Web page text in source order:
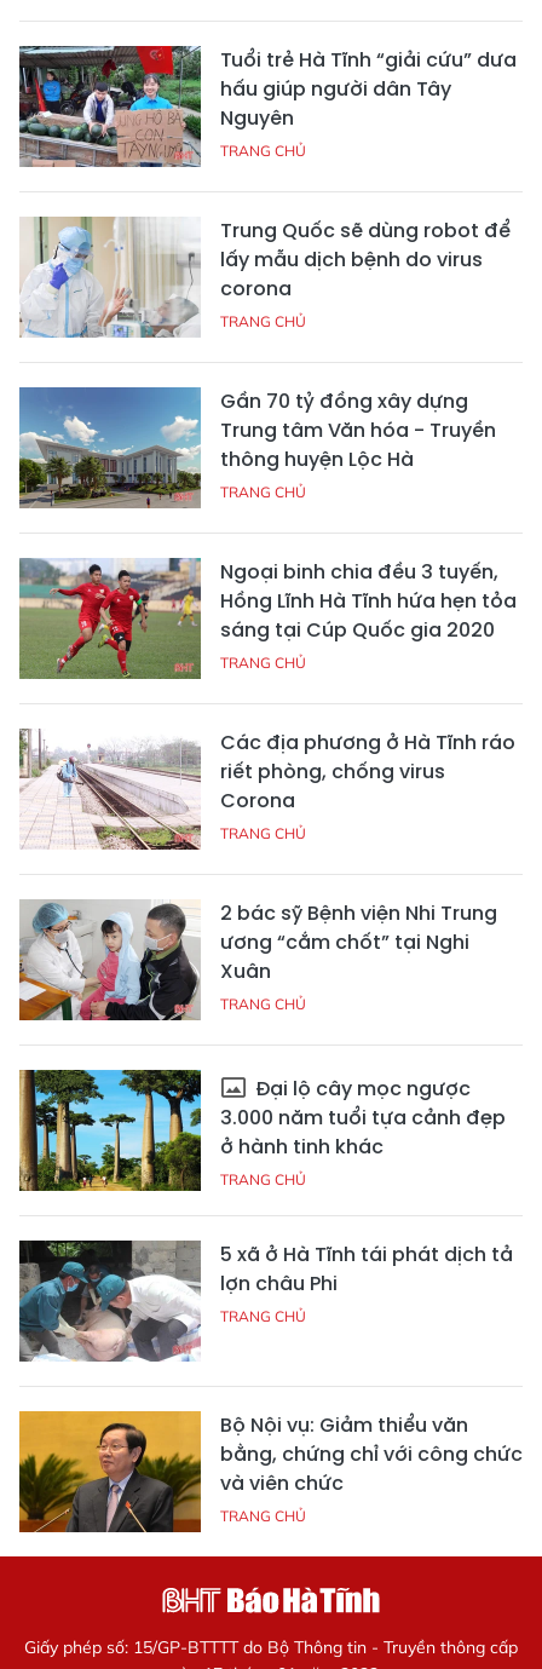
Tuổi trẻ Hà Tĩnh “giải cứu” dưa
hấu giúp người dân Tây
Nguyên
TRANG CHỦ
Trung Quốc sẽ dùng robot để
lấy mẫu dịch bệnh do virus
corona
TRANG CHỦ
Gần 70 tỷ đồng xây dựng
Trung tâm Văn hóa - Truyền
thông huyện Lộc Hà
TRANG CHỦ
Ngoại binh chia đều 3 tuyến,
Hồng Lĩnh Hà Tĩnh hứa hẹn tỏa
sáng tại Cúp Quốc gia 2020
TRANG CHỦ
Các địa phương ở Hà Tĩnh ráo
riết phòng, chống virus
Corona
TRANG CHỦ
2 bác sỹ Bệnh viện Nhi Trung
ương “cắm chốt” tại Nghi
Xuân
TRANG CHỦ
Đại lộ cây mọc ngược
3.000 năm tuổi tựa cảnh đẹp
ở hành tinh khác
TRANG CHỦ
5 xã ở Hà Tĩnh tái phát dịch tả
lợn châu Phi
TRANG CHỦ
Bộ Nội vụ: Giảm thiểu văn
bằng, chứng chỉ với công chức
và viên chức
TRANG CHỦ
Giấy phép số: 15/GP-BTTTT do Bộ Thông tin - Truyền thông cấp